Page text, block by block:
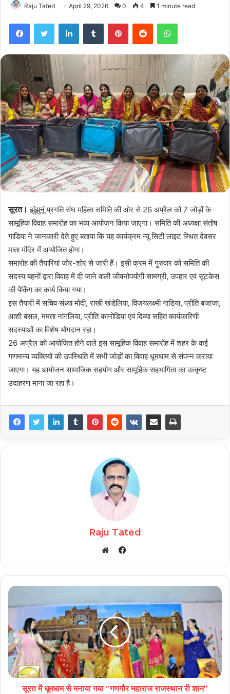
Raju Tated April 29, 2026 0 4 1 minute read
FacebookTwitter LinkedInTumblr PinterestReddit WhatsApp
सूरत। झुंझुनूं प्रगति संघ महिला समिति की ओर से 26 अप्रैल को 7 जोड़ों के
सामूहिक विवाह समारोह का भव्य आयोजन किया जाएगा। समिति की अध्यक्षा संतोष
गाडिया ने जानकारी देते हुए बताया कि यह कार्यक्रम न्यू सिटी लाइट स्थित देवसर
माता मंदिर में आयोजित होगा।
समारोह की तैयारियां जोर-शोर से जारी हैं। इसी क्रम में गुरुवार को समिति की
सदस्य बहनों द्वारा विवाह में दी जाने वाली जीवनोपयोगी सामग्री, उपहार एवं सूटकेस
की पैकिंग का कार्य किया गया।
इस तैयारी में सचिव संध्या मोदी, राखी खंडेलिया, विजयलक्ष्मी गाडिया, प्रीति बजाजा,
आशी बंसल, ममता नांगलिया, प्रीति कानोडिया एवं दिव्या सहित कार्यकारिणी
सदस्याओं का विशेष योगदान रहा।
26 अप्रैल को आयोजित होने वाले इस सामूहिक विवाह समारोह में शहर के कई
गणमान्य व्यक्तियों की उपस्थिति में सभी जोड़ों का विवाह धूमधाम से संपन्न कराया
जाएगा। यह आयोजन सामाजिक सहयोग और सामूहिक सहभागिता का उत्कृष्ट
उदाहरण माना जा रहा है।
Raju Tated
Facebook
सूरत में धूमधाम से मनाया गया “गणगौर महाराज राजस्थान री शान”